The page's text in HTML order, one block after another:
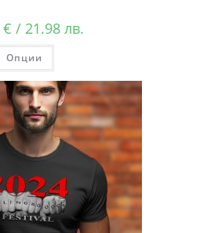
€ / 21.98 лв.
Опции